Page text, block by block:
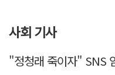
사회 기사